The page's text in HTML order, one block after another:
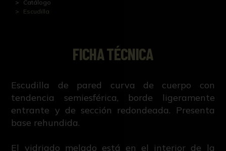
Catálogo
Escudilla
FICHA TÉCNICA
Escudilla de pared curva de cuerpo con
tendencia semiesférica, borde ligeramente
entrante y de sección redondeada. Presenta
base rehundida.
El vidriado melado está en el interior de la